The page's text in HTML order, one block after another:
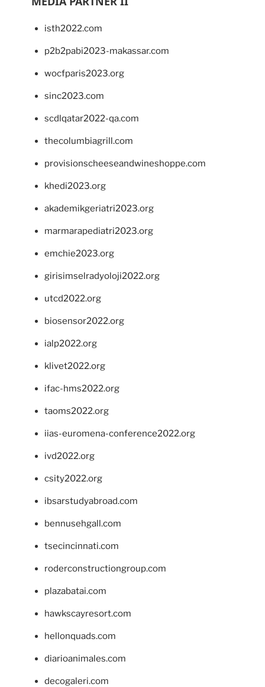
isth2022.com
p2b2pabi2023-makassar.com
wocfparis2023.org
sinc2023.com
scdlqatar2022-qa.com
thecolumbiagrill.com
provisionscheeseandwineshoppe.com
khedi2023.org
akademikgeriatri2023.org
marmarapediatri2023.org
emchie2023.org
girisimselradyoloji2022.org
utcd2022.org
biosensor2022.org
ialp2022.org
klivet2022.org
ifac-hms2022.org
taoms2022.org
iias-euromena-conference2022.org
ivd2022.org
csity2022.org
ibsarstudyabroad.com
bennusehgall.com
tsecincinnati.com
roderconstructiongroup.com
plazabatai.com
hawkscayresort.com
hellonquads.com
diarioanimales.com
decogaleri.com